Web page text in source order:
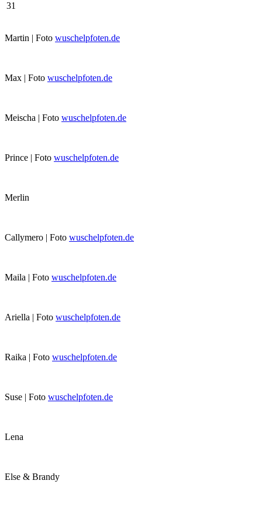
31
Martin | Foto wuschelpfoten.de
Max | Foto wuschelpfoten.de
Meischa | Foto wuschelpfoten.de
Prince | Foto wuschelpfoten.de
Merlin
Callymero | Foto wuschelpfoten.de
Maila | Foto wuschelpfoten.de
Ariella | Foto wuschelpfoten.de
Raika | Foto wuschelpfoten.de
Suse | Foto wuschelpfoten.de
Lena
Else & Brandy